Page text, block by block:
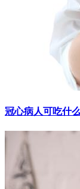
冠心病人可吃什